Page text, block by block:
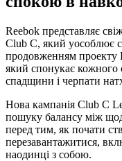
Reebok представляє
Club C, який уособлює
продовженням
який спонукає кожного
спадщини і черпати
Нова кампанія Club C
пошуку балансу між
перед тим, як почати
перезавантажитися,
наодинці з собою.